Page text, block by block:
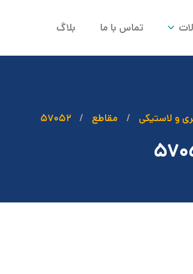
تماس با ما بلاگ
و لاستیکی مقاطع ۵۷۰۵۲